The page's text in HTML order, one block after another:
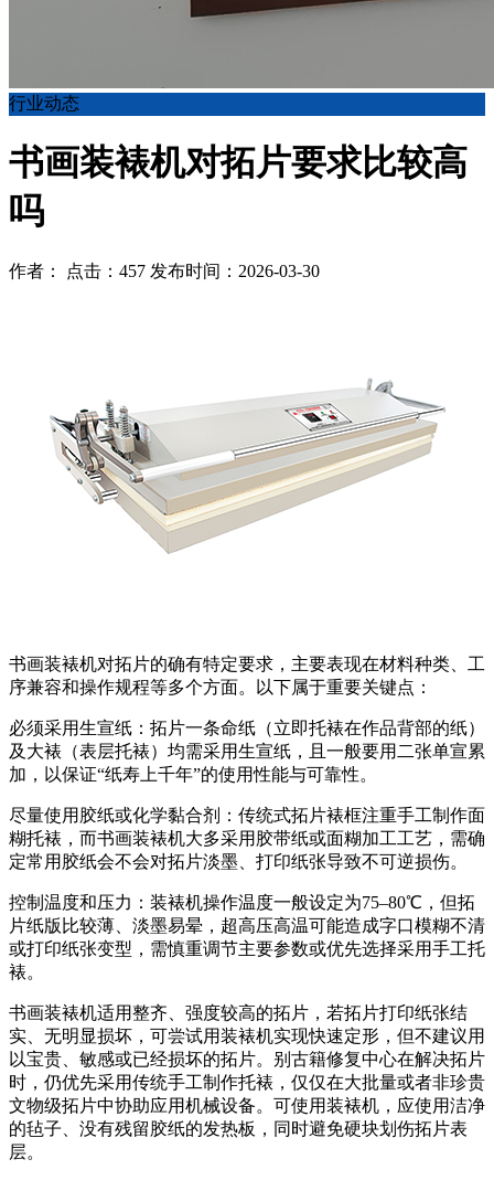
行业动态
书画装裱机对拓片要求比较高
吗
作者： 点击：457 发布时间：2026-03-30
书画装裱机对拓片的确有特定要求，主要表现在材料种类、工
序兼容和操作规程等多个方面。以下属于重要关键点：
必须采用生宣纸：拓片一条命纸（立即托裱在作品背部的纸）
及大裱（表层托裱）均需采用生宣纸，且一般要用二张单宣累
加，以保证“纸寿上千年”的使用性能与可靠性。
尽量使用胶纸或化学黏合剂：传统式拓片裱框注重手工制作面
糊托裱，而书画装裱机大多采用胶带纸或面糊加工工艺，需确
定常用胶纸会不会对拓片淡墨、打印纸张导致不可逆损伤。
控制温度和压力：装裱机操作温度一般设定为75–80℃，但拓
片纸版比较薄、淡墨易晕，超高压高温可能造成字口模糊不清
或打印纸张变型，需慎重调节主要参数或优先选择采用手工托
裱。
书画装裱机适用整齐、强度较高的拓片，若拓片打印纸张结
实、无明显损坏，可尝试用装裱机实现快速定形，但不建议用
以宝贵、敏感或已经损坏的拓片。别古籍修复中心在解决拓片
时，仍优先采用传统手工制作托裱，仅仅在大批量或者非珍贵
文物级拓片中协助应用机械设备。可使用装裱机，应使用洁净
的毡子、没有残留胶纸的发热板，同时避免硬块划伤拓片表
层。